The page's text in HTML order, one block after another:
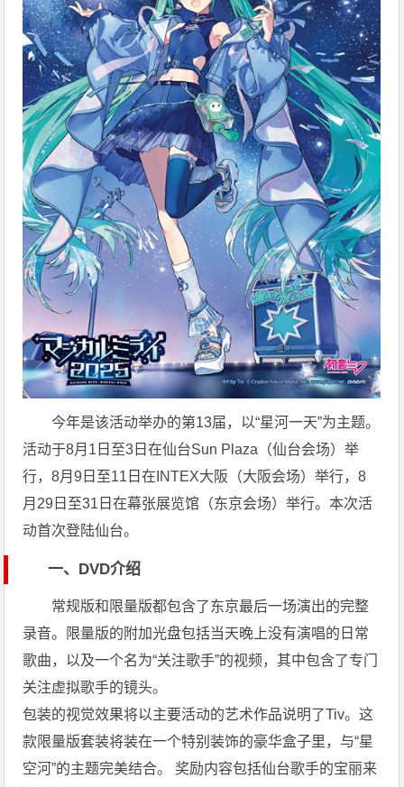
今年是该活动举办的第13届，以“星河一天”为主题。
活动于8月1日至3日在仙台Sun Plaza（仙台会场）举
行，8月9日至11日在INTEX大阪（大阪会场）举行，8
月29日至31日在幕张展览馆（东京会场）举行。本次活
动首次登陆仙台。
一、DVD介绍
常规版和限量版都包含了东京最后一场演出的完整
录音。限量版的附加光盘包括当天晚上没有演唱的日常
歌曲，以及一个名为“关注歌手”的视频，其中包含了专门
关注虚拟歌手的镜头。
包装的视觉效果将以主要活动的艺术作品说明了Tiv。这
款限量版套装将装在一个特别装饰的豪华盒子里，与“星
空河”的主题完美结合。 奖励内容包括仙台歌手的宝丽来